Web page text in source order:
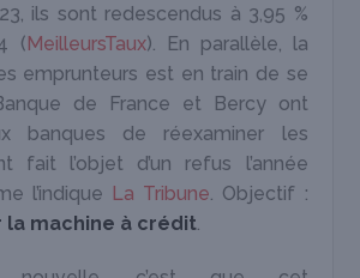
ils sont redescendus à 3,95 %
(MeilleursTaux). En parallèle, la
emprunteurs est en train de se
de France et Bercy ont
banques de réexaminer les
fait l’objet d’un refus l’année
l’indique La Tribune. Objectif :
machine à crédit.